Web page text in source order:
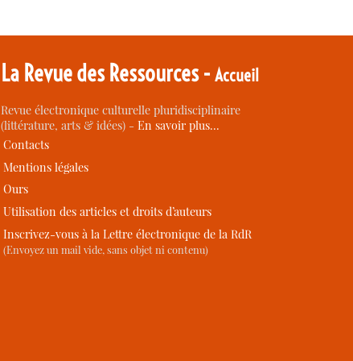
La Revue des Ressources -Accueil
Revue électronique culturelle pluridisciplinaire
(littérature, arts & idées) -En savoir plus…
Contacts
Mentions légales
Ours
Utilisation des articles et droits d’auteurs
Inscrivez-vous à la Lettre électronique de la RdR
(Envoyez un mail vide, sans objet ni contenu)